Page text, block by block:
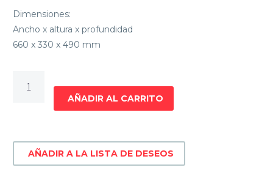
Dimensiones:
Ancho x altura x profundidad
660 x 330 x 490 mm
ELECTRICO
45
cantidad
AÑADIR AL CARRITO
AÑADIR A LA LISTA DE DESEOS